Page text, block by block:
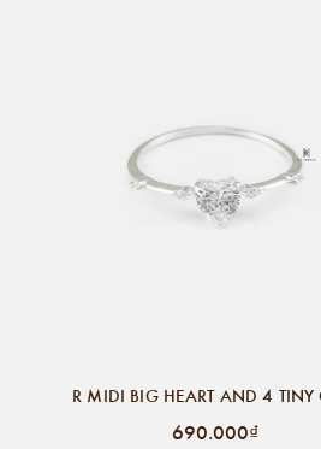
R MIDI BIG HEART AND 4 TINY
690.000₫